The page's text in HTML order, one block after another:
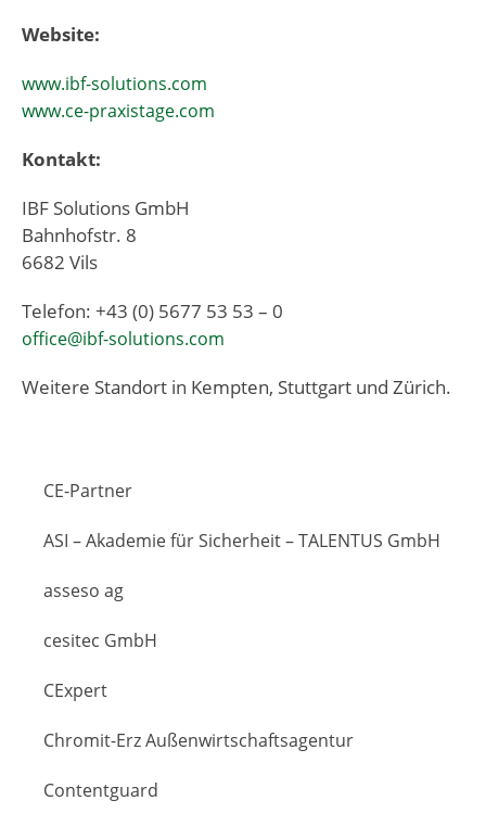
CE-Partner
ASI – Akademie für Sicherheit – TALENTUS GmbH
asseso ag
cesitec GmbH
CExpert
Chromit-Erz Außenwirtschaftsagentur
Contentguard
Website:
www.ibf-solutions.com
www.ce-praxistage.com
Kontakt:
IBF Solutions GmbH
Bahnhofstr. 8
6682 Vils
Telefon: +43 (0) 5677 53 53 – 0
office@ibf-solutions.com
Weitere Standort in Kempten, Stuttgart und Zürich.